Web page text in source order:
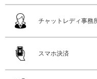
チャットレディ事務
スマホ決済